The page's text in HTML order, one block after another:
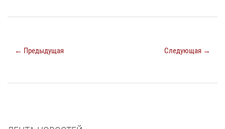
← Предыдущая Следующая →